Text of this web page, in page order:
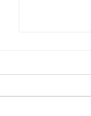
"Cantèra"